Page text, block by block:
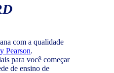
com a qualidade
Pearson.
para você começar
de ensino de